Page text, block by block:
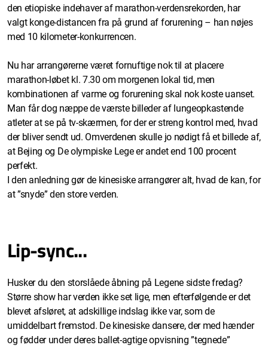
den etiopiske indehaver af marathon-verdensrekorden, har
valgt konge-distancen fra på grund af forurening – han nøjes
med 10 kilometer-konkurrencen.
Nu har arrangørerne været fornuftige nok til at placere
marathon-løbet kl. 7.30 om morgenen lokal tid, men
kombinationen af varme og forurening skal nok koste uanset.
Man får dog næppe de værste billeder af lungeopkastende
atleter at se på tv-skærmen, for der er streng kontrol med, hvad
der bliver sendt ud. Omverdenen skulle jo nødigt få et billede af,
at Bejing og De olympiske Lege er andet end 100 procent
perfekt.
I den anledning gør de kinesiske arrangører alt, hvad de kan, for
at ”snyde” den store verden.
Lip-sync...
Husker du den storslåede åbning på Legene sidste fredag?
Større show har verden ikke set lige, men efterfølgende er det
blevet afsløret, at adskillige indslag ikke var, som de
umiddelbart fremstod. De kinesiske dansere, der med hænder
og fødder under deres ballet-agtige opvisning ”tegnede”